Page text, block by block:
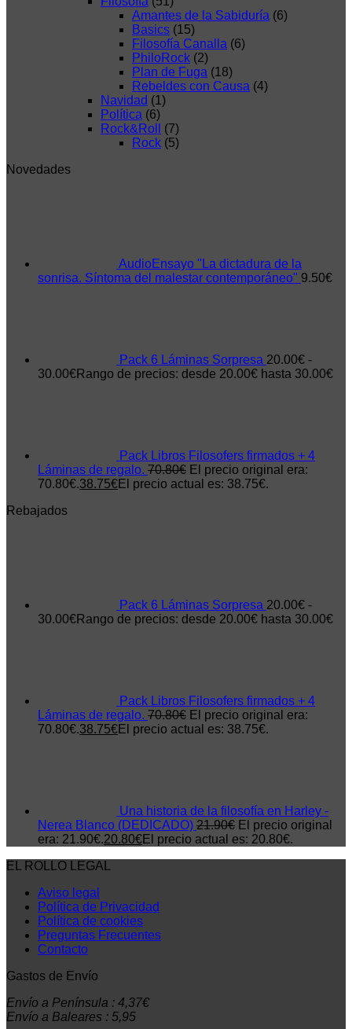
Amantes de la Sabiduría (6)
Basics (15)
Filosofía Canalla (6)
PhiloRock (2)
Plan de Fuga (18)
Rebeldes con Causa (4)
Navidad (1)
Política (6)
Rock&Roll
(7)
Rock (5)
Novedades
AudioEnsayo "La dictadura de la
sonrisa. Síntoma del malestar contemporáneo" 9.50€
Pack 6 Láminas Sorpresa 20.00€ -
30.00€Rango de precios: desde 20.00€ hasta 30.00€
Pack Libros Filosofers firmados + 4
Láminas de regalo. 70.80€ El precio original era:
70.80€.38.75€El precio actual es: 38.75€.
Rebajados
Pack 6 Láminas Sorpresa 20.00€ -
30.00€Rango de precios: desde 20.00€ hasta 30.00€
Pack Libros Filosofers firmados + 4
Láminas de regalo. 70.80€ El precio original era:
70.80€.38.75€El precio actual es: 38.75€.
Una historia de la filosofía en Harley -
Nerea Blanco (DEDICADO) 21.90€ El precio original
era: 21.90€.20.80€El precio actual es: 20.80€.
EL ROLLO LEGAL
Aviso legal
Política de Privacidad
Política de cookies
Preguntas Frecuentes
Contacto
Gastos de Envío
Envío a Península : 4,37€
Envío a Baleares : 5,95